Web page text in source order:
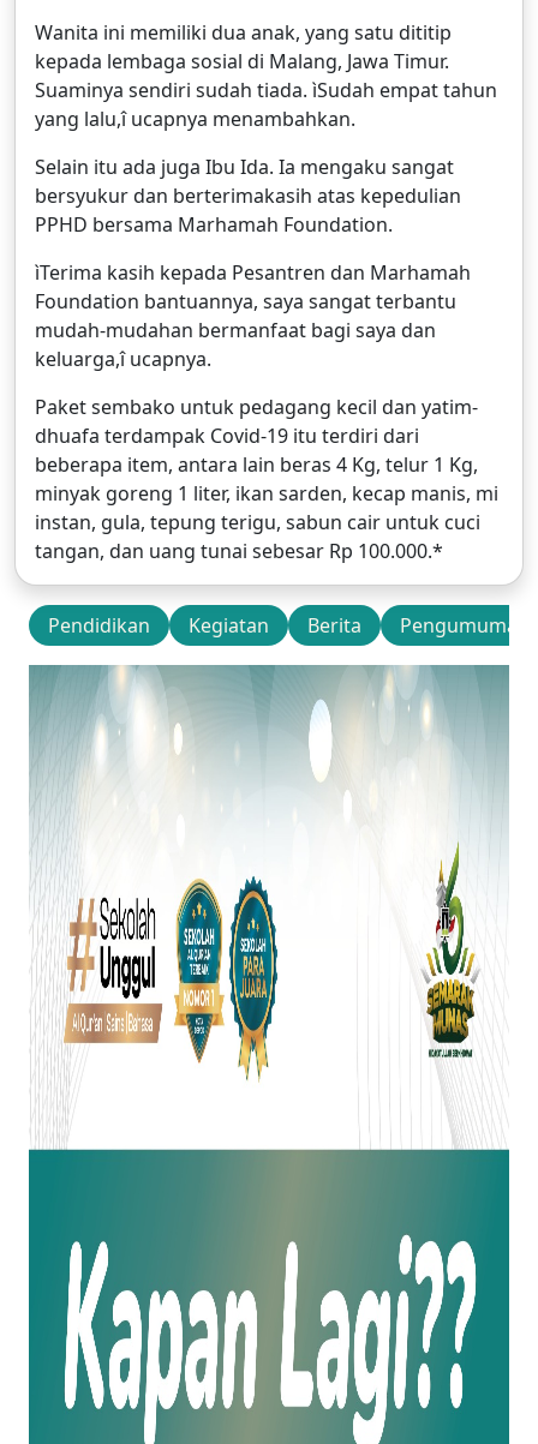
Wanita ini memiliki dua anak, yang satu dititip
kepada lembaga sosial di Malang, Jawa Timur.
Suaminya sendiri sudah tiada. ìSudah empat tahun
yang lalu,î ucapnya menambahkan.
Selain itu ada juga Ibu Ida. Ia mengaku sangat
bersyukur dan berterimakasih atas kepedulian
PPHD bersama Marhamah Foundation.
ìTerima kasih kepada Pesantren dan Marhamah
Foundation bantuannya, saya sangat terbantu
mudah-mudahan bermanfaat bagi saya dan
keluarga,î ucapnya.
Paket sembako untuk pedagang kecil dan yatim-
dhuafa terdampak Covid-19 itu terdiri dari
beberapa item, antara lain beras 4 Kg, telur 1 Kg,
minyak goreng 1 liter, ikan sarden, kecap manis, mi
instan, gula, tepung terigu, sabun cair untuk cuci
tangan, dan uang tunai sebesar Rp 100.000.*
Pendidikan Kegiatan Berita Pengumuman